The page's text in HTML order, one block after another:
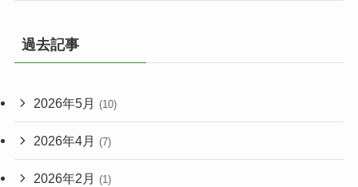
過去記事
2026年5月 (10)
2026年4月 (7)
2026年2月 (1)